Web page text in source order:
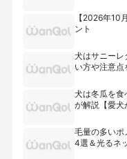
【2026年10
ント
犬はサニーレ
い方や注意
犬は冬瓜を食
が解説【愛犬
毛量の多いポ
4選＆光るネ